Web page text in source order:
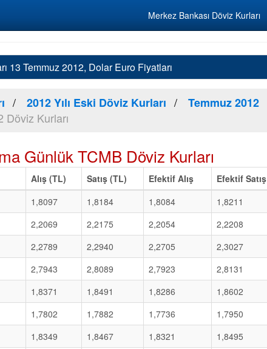
Merkez Bankası Döviz Kurları
13 Temmuz 2012, Dolar Euro Fiyatları
2012 Yılı Eski Döviz Kurları
Temmuz 2012
Döviz Kurları
Günlük TCMB Döviz Kurları
Alış (TL) Satış (TL) Efektif Alış
Efektif Satış
1,8097 1,8184 1,8084
1,8211
2,2069 2,2175 2,2054
2,2208
2,2789 2,2940 2,2705
2,3027
2,7943 2,8089 2,7923
2,8131
1,8371 1,8491 1,8286
1,8602
1,7802 1,7882 1,7736
1,7950
1,8349 1,8467 1,8321
1,8495